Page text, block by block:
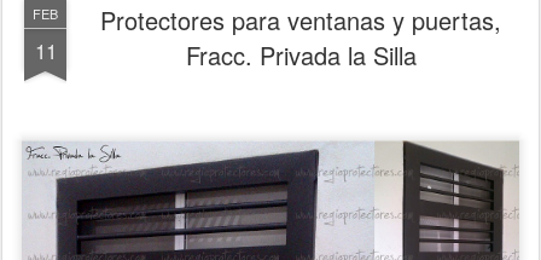
FEB
11
Protectores para ventanas y puertas,
Fracc. Privada la Silla